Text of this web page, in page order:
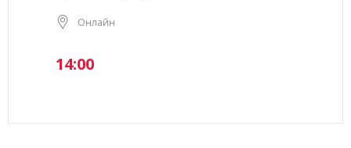
Онлайн
14:00